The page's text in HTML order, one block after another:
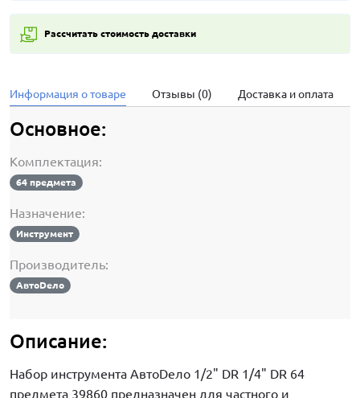
Рассчитать стоимость доставки
Информация о товаре Отзывы (0) Доставка и оплата
Основное:
Комплектация:
64 предмета
Назначение:
Инструмент
Производитель:
АвтоDело
Описание:
Набор инструмента АвтоDело 1/2" DR 1/4" DR 64
предмета 39860 предназначен для частного и